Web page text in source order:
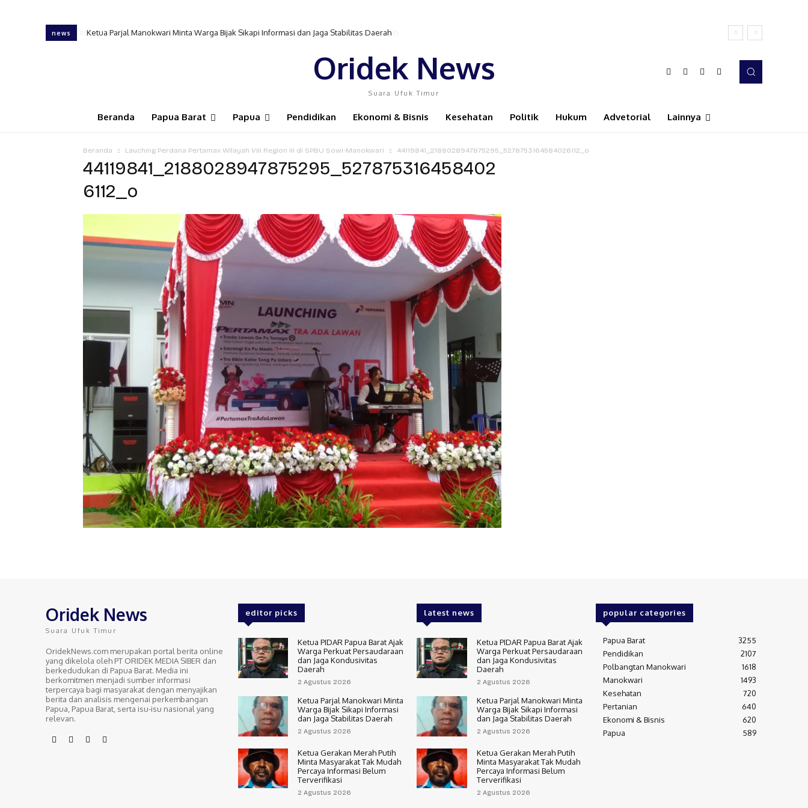
news Ketua Parjal Manokwari Minta Warga Bijak Sikapi Informasi dan Jaga Stabilitas Daerah
Oridek News
Suara Ufuk Timur
Beranda Papua Barat Papua Pendidikan Ekonomi & Bisnis Kesehatan Politik Hukum Advetorial Lainnya
Beranda Lauching Perdana Pertamax Wilayah VIII Region III di SPBU Sowi-Manokwari 44119841_2188028947875295_5278753164584026112_o
44119841_2188028947875295_527875316458402
6112_o
Oridek News
Suara Ufuk Timur
OridekNews.com merupakan portal berita online
yang dikelola oleh PT ORIDEK MEDIA SIBER dan
berkedudukan di Papua Barat. Media ini
berkomitmen menjadi sumber informasi
terpercaya bagi masyarakat dengan menyajikan
berita dan analisis mengenai perkembangan
Papua, Papua Barat, serta isu-isu nasional yang
relevan.
editor picks
Ketua PIDAR Papua Barat Ajak
Warga Perkuat Persaudaraan
dan Jaga Kondusivitas
Daerah
2 Agustus 2026
Ketua Parjal Manokwari Minta
Warga Bijak Sikapi Informasi
dan Jaga Stabilitas Daerah
2 Agustus 2026
Ketua Gerakan Merah Putih
Minta Masyarakat Tak Mudah
Percaya Informasi Belum
Terverifikasi
2 Agustus 2026
latest news
Ketua PIDAR Papua Barat Ajak
Warga Perkuat Persaudaraan
dan Jaga Kondusivitas
Daerah
2 Agustus 2026
Ketua Parjal Manokwari Minta
Warga Bijak Sikapi Informasi
dan Jaga Stabilitas Daerah
2 Agustus 2026
Ketua Gerakan Merah Putih
Minta Masyarakat Tak Mudah
Percaya Informasi Belum
Terverifikasi
2 Agustus 2026
popular categories
Papua Barat
3255
Pendidikan
2107
Polbangtan Manokwari
1618
Manokwari
1493
Kesehatan
720
Pertanian
640
Ekonomi & Bisnis
620
Papua
589